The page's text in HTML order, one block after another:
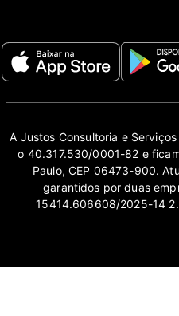
A Justos Consultoria e
o 40.317.530/0001-82 e
Paulo, CEP 06473-900.
garantidos por duas
15414.606608/2025-14 2.